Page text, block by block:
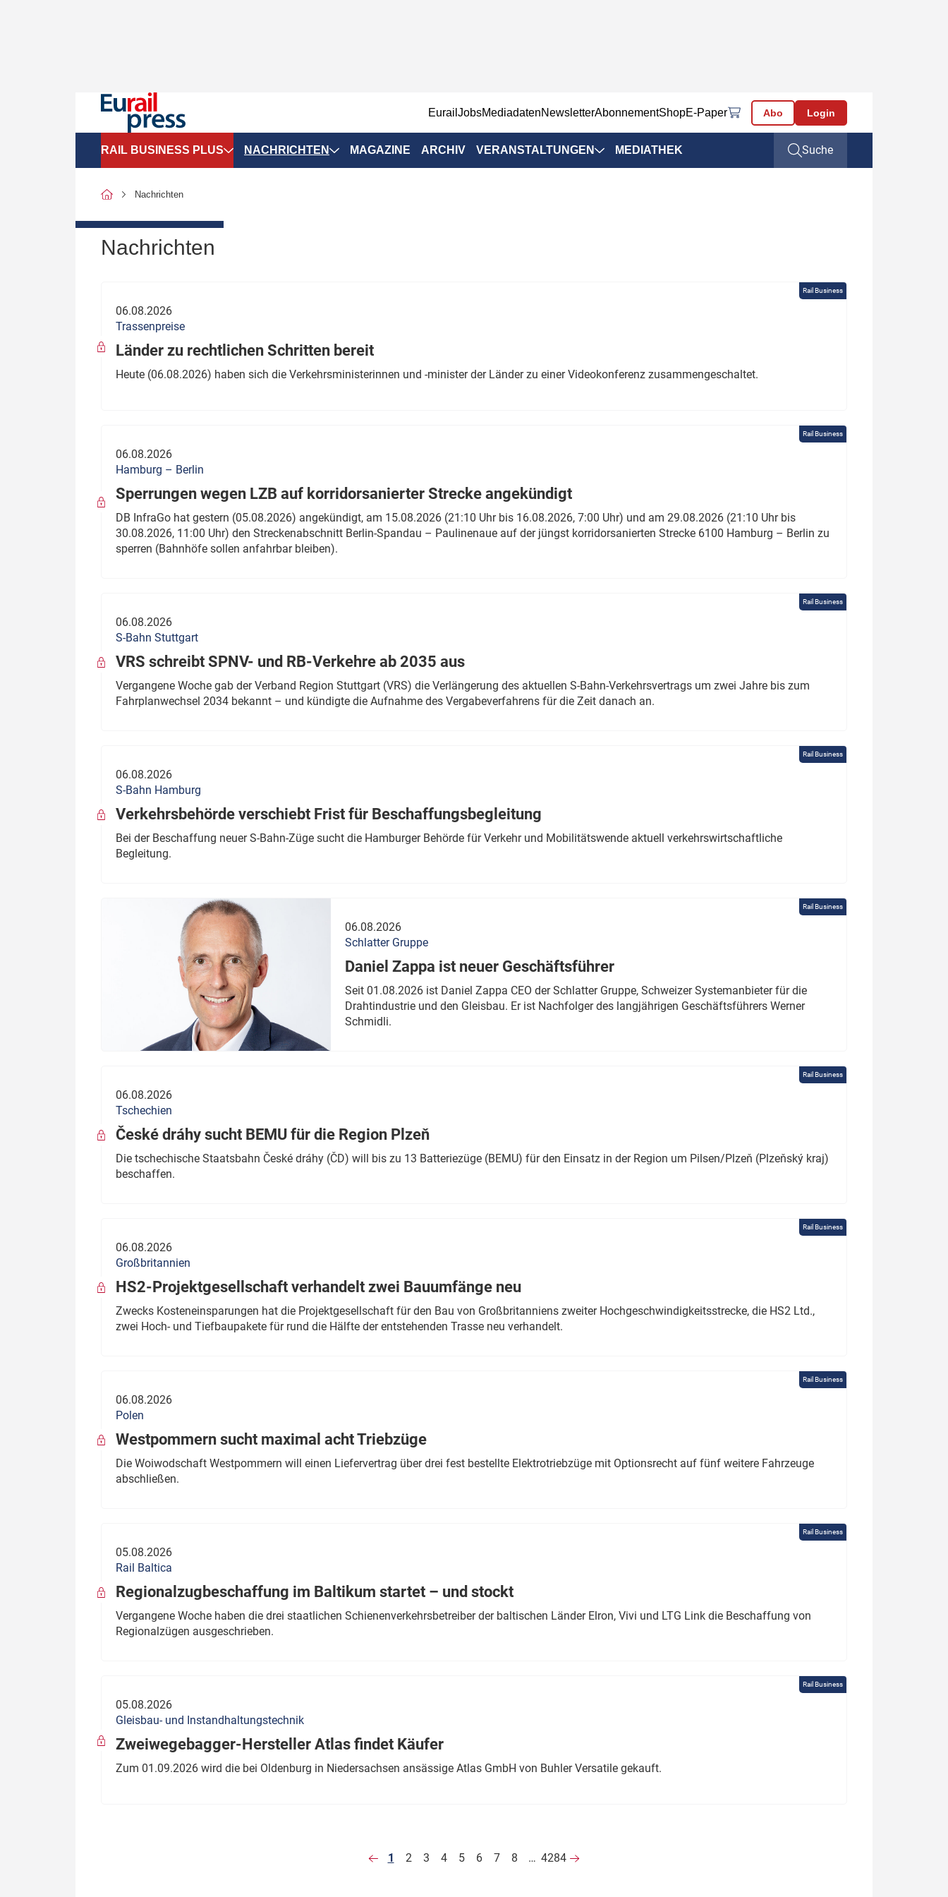
EurailJobsMediadatenNewsletterAbonnementShopE-Paper Abo Login
RAIL BUSINESS PLUS
SPNV-Marktdaten
Politik
wen?
Thema des Monats
Dossier: Generalsanierung
Dossier: ETCS
Dossier:
NACHRICHTEN MAGAZINE ARCHIV VERANSTALTUNGEN MEDIATHEK Suche
Nachrichten
Nachrichten
Rail Business
06.08.2026
Trassenpreise
Länder zu rechtlichen Schritten bereit
Heute (06.08.2026) haben sich die Verkehrsministerinnen und -minister der Länder zu einer Videokonferenz zusammengeschaltet.
Rail Business
06.08.2026
Hamburg – Berlin
Sperrungen wegen LZB auf korridorsanierter Strecke angekündigt
DB InfraGo hat gestern (05.08.2026) angekündigt, am 15.08.2026 (21:10 Uhr bis 16.08.2026, 7:00 Uhr) und am 29.08.2026 (21:10 Uhr bis
30.08.2026, 11:00 Uhr) den Streckenabschnitt Berlin-Spandau – Paulinenaue auf der jüngst korridorsanierten Strecke 6100 Hamburg – Berlin zu
sperren (Bahnhöfe sollen anfahrbar bleiben).
Rail Business
06.08.2026
S-Bahn Stuttgart
VRS schreibt SPNV- und RB-Verkehre ab 2035 aus
Vergangene Woche gab der Verband Region Stuttgart (VRS) die Verlängerung des aktuellen S-Bahn-Verkehrsvertrags um zwei Jahre bis zum
Fahrplanwechsel 2034 bekannt – und kündigte die Aufnahme des Vergabeverfahrens für die Zeit danach an.
Rail Business
06.08.2026
S-Bahn Hamburg
Verkehrsbehörde verschiebt Frist für Beschaffungsbegleitung
Bei der Beschaffung neuer S-Bahn-Züge sucht die Hamburger Behörde für Verkehr und Mobilitätswende aktuell verkehrswirtschaftliche
Begleitung.
Rail Business
06.08.2026
Schlatter Gruppe
Daniel Zappa ist neuer Geschäftsführer
Seit 01.08.2026 ist Daniel Zappa CEO der Schlatter Gruppe, Schweizer Systemanbieter für die
Drahtindustrie und den Gleisbau. Er ist Nachfolger des langjährigen Geschäftsführers Werner
Schmidli.
Rail Business
06.08.2026
Tschechien
České dráhy sucht BEMU für die Region Plzeň
Die tschechische Staatsbahn České dráhy (ČD) will bis zu 13 Batteriezüge (BEMU) für den Einsatz in der Region um Pilsen/Plzeň (Plzeňský kraj)
beschaffen.
Rail Business
06.08.2026
Großbritannien
HS2-Projektgesellschaft verhandelt zwei Bauumfänge neu
Zwecks Kosteneinsparungen hat die Projektgesellschaft für den Bau von Großbritanniens zweiter Hochgeschwindigkeitsstrecke, die HS2 Ltd.,
zwei Hoch- und Tiefbaupakete für rund die Hälfte der entstehenden Trasse neu verhandelt.
Rail Business
06.08.2026
Polen
Westpommern sucht maximal acht Triebzüge
Die Woiwodschaft Westpommern will einen Liefervertrag über drei fest bestellte Elektrotriebzüge mit Optionsrecht auf fünf weitere Fahrzeuge
abschließen.
Rail Business
05.08.2026
Rail Baltica
Regionalzugbeschaffung im Baltikum startet – und stockt
Vergangene Woche haben die drei staatlichen Schienenverkehrsbetreiber der baltischen Länder Elron, Vivi und LTG Link die Beschaffung von
Regionalzügen ausgeschrieben.
Rail Business
05.08.2026
Gleisbau- und Instandhaltungstechnik
Zweiwegebagger-Hersteller Atlas findet Käufer
Zum 01.09.2026 wird die bei Oldenburg in Niedersachsen ansässige Atlas GmbH von Buhler Versatile gekauft.
1 2 3 4 5 6 7 8 … 4284